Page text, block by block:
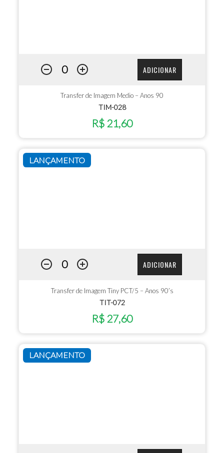
ADICIONAR
Transfer de Imagem Medio – Anos 90
TIM-028
R$ 21,60
LANÇAMENTO
ADICIONAR
Transfer de Imagem Tiny PCT/5 – Anos 90’s
TIT-072
R$ 27,60
LANÇAMENTO